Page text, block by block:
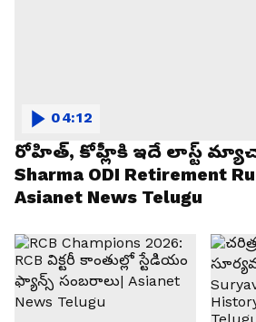
రోహిత్, కోహ్లీకి ఇదే లాస్ట్
Sharma ODI Retirement
Asianet News Telugu
04:12